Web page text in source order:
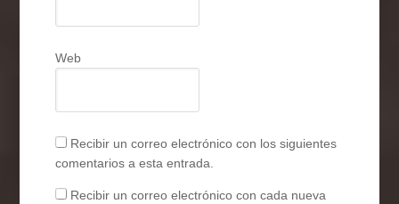
Web
Recibir un correo electrónico con los siguientes
comentarios a esta entrada.
Recibir un correo electrónico con cada nueva